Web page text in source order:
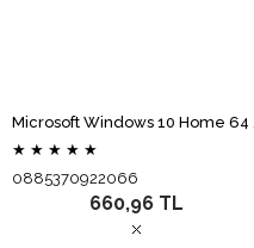
★ ★ ★ ★ ★
0885370922066
660,96 TL